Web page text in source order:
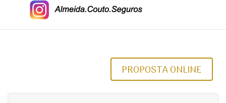
PROPOSTA ONLINE